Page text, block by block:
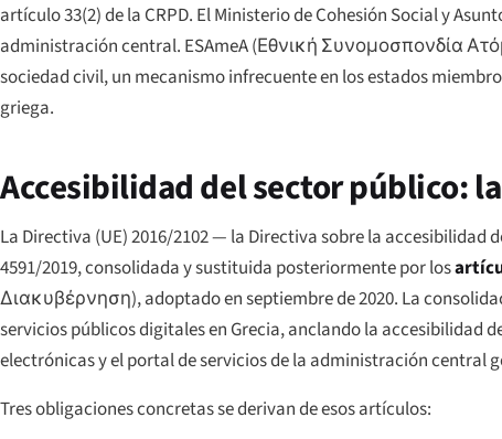
artículo 33(2) de la CRPD. El Ministerio de Cohesión Social y
administración central. ESAmeA (Εθνική Συνομοσπονδία
sociedad civil, un mecanismo infrecuente en los estados
griega.
Accesibilidad del sector público:
La Directiva (UE) 2016/2102 — la Directiva sobre la accesibilidad
4591/2019, consolidada y sustituida posteriormente por los
Διακυβέρνηση), adoptado en septiembre de 2020. La
servicios públicos digitales en Grecia, anclando la accesibilidad
electrónicas y el portal de servicios de la administración central
Tres obligaciones concretas se derivan de esos artículos: